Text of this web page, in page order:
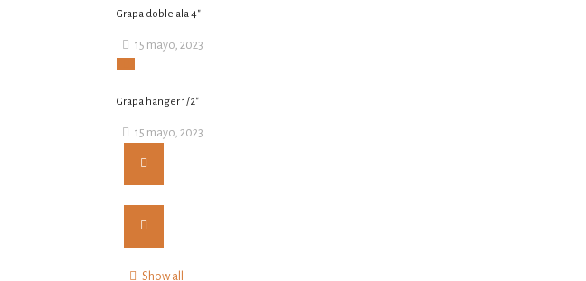
Grapa doble ala 4″
15 mayo, 2023
Grapa hanger 1/2″
15 mayo, 2023
Show all